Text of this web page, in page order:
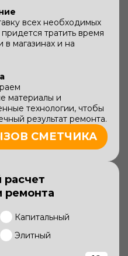
всех необходимых
тратить время
в магазинах и на
материалы и
технологии, чтобы
результат ремонта.
СМЕТЧИКА
ремонта
Капитальный
Элитный